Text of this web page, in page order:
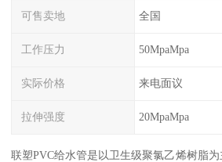
可售卖地 全国
工作压力 50MpaMpa
实际价格 来电面议
拉伸强度 20MpaMpa
联塑PVC给水管是以卫生级聚氯乙烯树脂